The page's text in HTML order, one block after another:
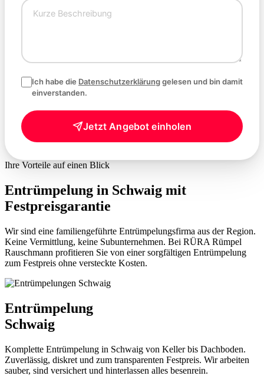
Ich habe die Datenschutzerklärunggelesen und bin damit
einverstanden.
Jetzt Angebot einholen
Ihre Vorteile auf einen Blick
Entrümpelung in Schwaig mit
Festpreisgarantie
Wir sind eine familiengeführte Entrümpelungsfirma aus der Region.
Keine Vermittlung, keine Subunternehmen. Bei RÜRA Rümpel
Rauschmann profitieren Sie von einer sorgfältigen Entrümpelung
zum Festpreis ohne versteckte Kosten.
Entrümpelung
Schwaig
Komplette Entrümpelung in Schwaig von Keller bis Dachboden.
Zuverlässig, diskret und zum transparenten Festpreis. Wir arbeiten
sauber, sind versichert und hinterlassen alles besenrein.